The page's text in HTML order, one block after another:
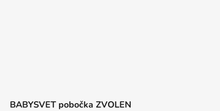
BABYSVET pobočka ZVOLEN